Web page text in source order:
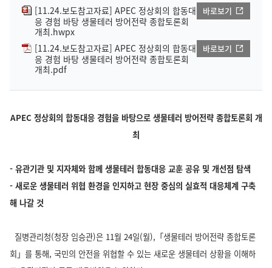
[11.24.보도참고자료] APEC 정상회의 합동대
응 경험 바탕 생물테러 방어전략 종합토론회
개최.hwpx
바로보기
[11.24.보도참고자료] APEC 정상회의 합동대
응 경험 바탕 생물테러 방어전략 종합토론회
개최.pdf
바로보기
APEC 정상회의 합동대응 경험을 바탕으로 생물테러 방어전략 종합토론회 개
최
- 유관기관 및 지자체와 함께 생물테러 합동대응 교훈 공유 및 개선점 탐색
- 새로운 생물테러 위협 환경을 인지하고 현장 중심의 실효적 대응체계 구축
해 나갈 것
질병관리청(청장 임승관)은 11월 24일(월),「생물테러 방어전략 종합토론
회」를 통해, 국민의 안전을 위협할 수 있는 새로운 생물테러 상황을 이해하